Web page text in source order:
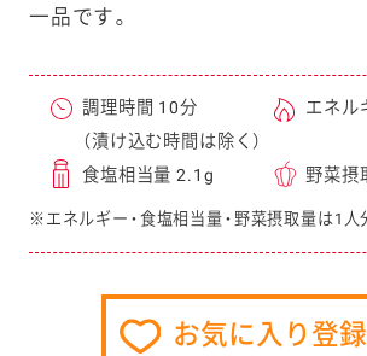
一品です。
調理時間 10分
（漬け込む時間は除く）
エネル
食塩相当量 2.1g 野菜摂
※エネルギー・食塩相当量・野菜摂取量は1人
お気に入り登録